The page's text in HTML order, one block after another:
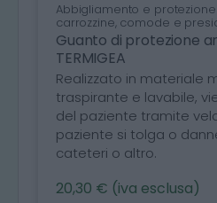
Abbigliamento e
carrozzine, comode e
Guanto di protezione
TERMIGEA
Realizzato in materiale
traspirante e lavabile,
del paziente tramite
paziente si tolga o
cateteri o altro.
20,30 € (iva esclusa)